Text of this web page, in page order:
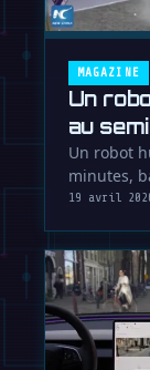
MAGAZINE
Un
au
Un robot
minutes,
comment
19 avril